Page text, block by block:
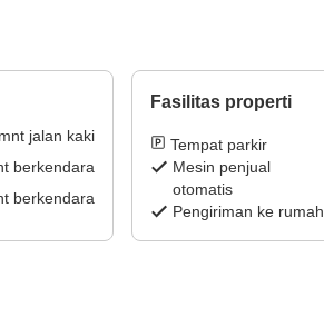
mnt jalan kaki
berkendara
berkendara
Fasilitas properti
Tempat parkir
Mesin penjual
otomatis
Pengiriman ke rumah